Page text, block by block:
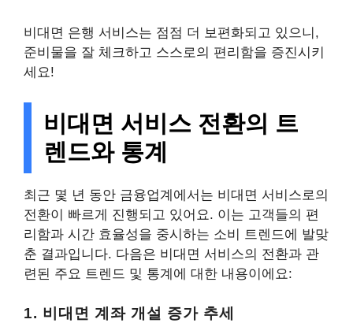
비대면 은행 서비스는 점점 더 보편화되고 있으니,
준비물을 잘 체크하고 스스로의 편리함을 증진시키
세요!
비대면 서비스 전환의 트
렌드와 통계
최근 몇 년 동안 금융업계에서는 비대면 서비스로의
전환이 빠르게 진행되고 있어요. 이는 고객들의 편
리함과 시간 효율성을 중시하는 소비 트렌드에 발맞
춘 결과입니다. 다음은 비대면 서비스의 전환과 관
련된 주요 트렌드 및 통계에 대한 내용이에요:
1. 비대면 계좌 개설 증가 추세